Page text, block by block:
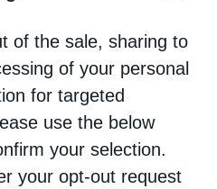
of the sale, sharing to
of your personal
for targeted
use the below
your selection.
your opt-out request
Χριστός έδειξε τη